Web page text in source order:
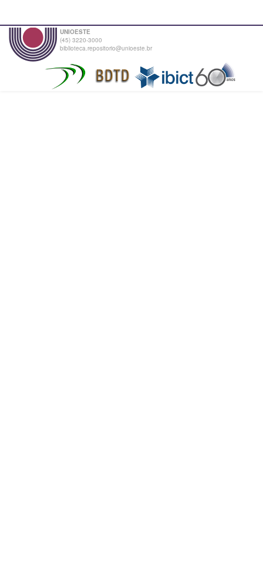
UNIOESTE
(45) 3220-3000
biblioteca.repositorio@unioeste.br